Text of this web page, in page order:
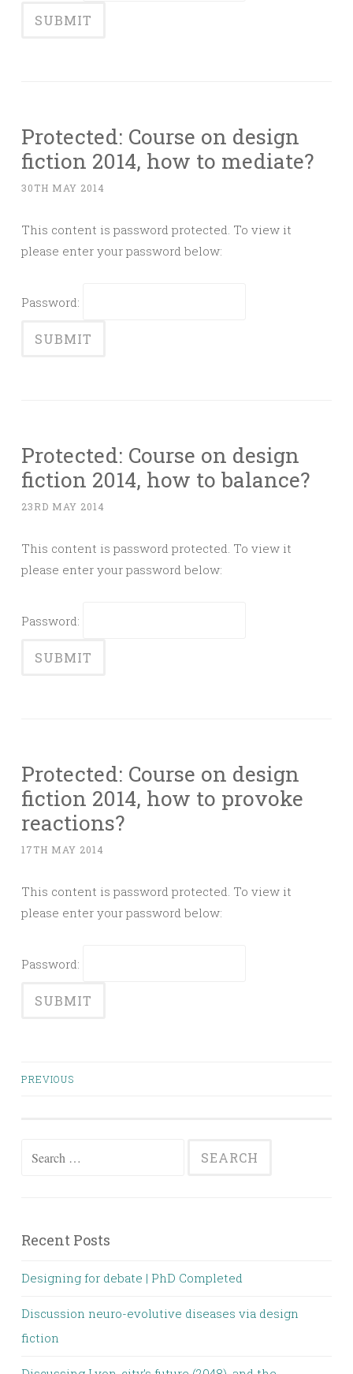
Protected: Course on design
fiction 2014, how to mediate?
30TH MAY 2014
This content is password protected. To view it
please enter your password below:
Password:
Protected: Course on design
fiction 2014, how to balance?
23RD MAY 2014
This content is password protected. To view it
please enter your password below:
Password:
Protected: Course on design
fiction 2014, how to provoke
reactions?
17TH MAY 2014
This content is password protected. To view it
please enter your password below:
Password:
PREVIOUS
Search for:
Recent Posts
Designing for debate | PhD Completed
Discussion neuro-evolutive diseases via design
fiction